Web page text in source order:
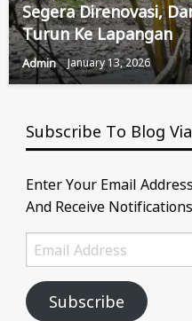
Segera Direnovasi,
Turun Ke Lapangan
Admin January 13, 2026
Subscribe To Blog
Enter Your Email
And Receive
Email
Address
Subscribe